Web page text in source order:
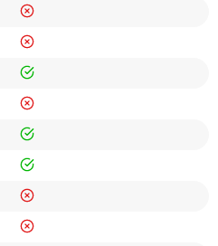
nie
nie
tak
nie
tak
tak
nie
nie